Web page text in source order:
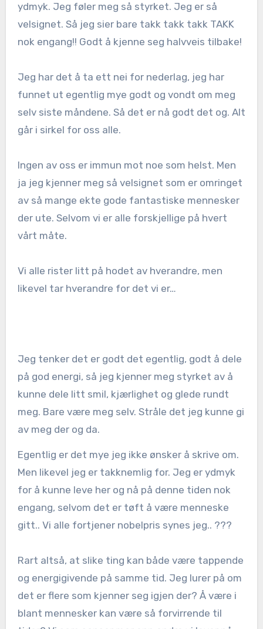
ydmyk. Jeg føler meg så styrket. Jeg er så
velsignet. Så jeg sier bare takk takk takk TAKK
nok engang!! Godt å kjenne seg halvveis tilbake!
Jeg har det å ta ett nei for nederlag, jeg har
funnet ut egentlig mye godt og vondt om meg
selv siste måndene. Så det er nå godt det og. Alt
går i sirkel for oss alle.
Ingen av oss er immun mot noe som helst. Men
ja jeg kjenner meg så velsignet som er omringet
av så mange ekte gode fantastiske mennesker
der ute. Selvom vi er alle forskjellige på hvert
vårt måte.
Vi alle rister litt på hodet av hverandre, men
likevel tar hverandre for det vi er…
Jeg tenker det er godt det egentlig, godt å dele
på god energi, så jeg kjenner meg styrket av å
kunne dele litt smil, kjærlighet og glede rundt
meg. Bare være meg selv. Stråle det jeg kunne gi
av meg der og da.
Egentlig er det mye jeg ikke ønsker å skrive om.
Men likevel jeg er takknemlig for. Jeg er ydmyk
for å kunne leve her og nå på denne tiden nok
engang, selvom det er tøft å være menneske
gitt.. Vi alle fortjener nobelpris synes jeg.. ???
Rart altså, at slike ting kan både være tappende
og energigivende på samme tid. Jeg lurer på om
det er flere som kjenner seg igjen der? Å være i
blant mennesker kan være så forvirrende til